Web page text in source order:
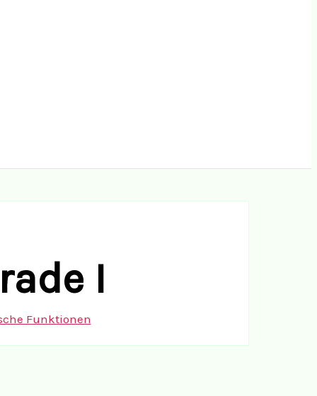
I
Funktionen